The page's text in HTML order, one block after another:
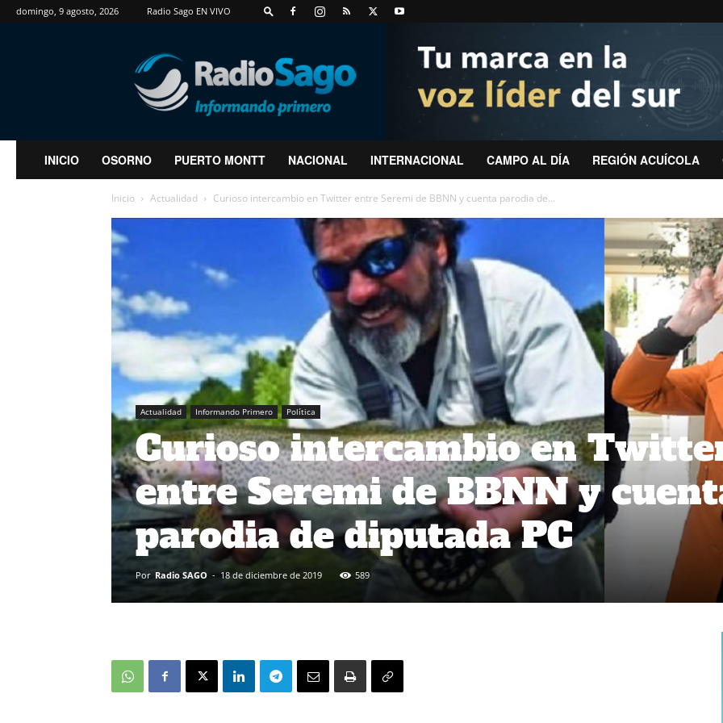
domingo, 9 agosto, 2026 Radio Sago EN VIVO
RadioSago
INICIO OSORNO PUERTO MONTT NACIONAL INTERNACIONAL CAMPO AL DÍA REGIÓN ACUÍCOLA
Inicio Actualidad Curioso intercambio en Twitter entre Seremi de BBNN y cuenta parodia de...
Actualidad Informando Primero Política
Curioso intercambio en
entre Seremi de BBNN y
parodia de diputada PC
Por Radio SAGO - 18 de diciembre de 2019 589